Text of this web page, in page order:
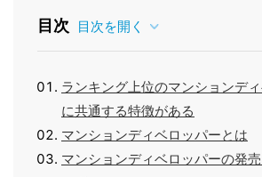
目次 目次を開く
ランキング上位のマンションデ
に共通する特徴がある
マンションディベロッパーとは
マンションディベロッパーの発